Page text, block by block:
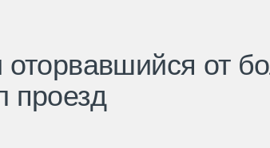
от
проезд